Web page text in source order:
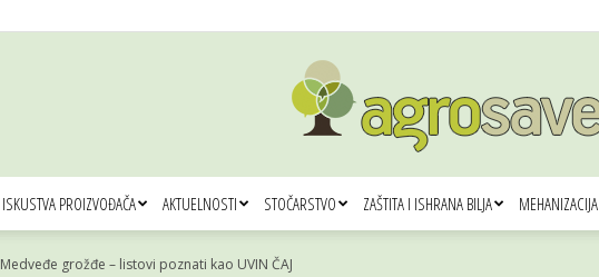
Agro
ISKUSTVA PROIZVOĐAČA AKTUELNOSTI STOČARSTVO ZAŠTITA I ISHRANA BILJA MEHANIZACIJA
Medveđe grožđe – listovi poznati kao UVIN ČAJ